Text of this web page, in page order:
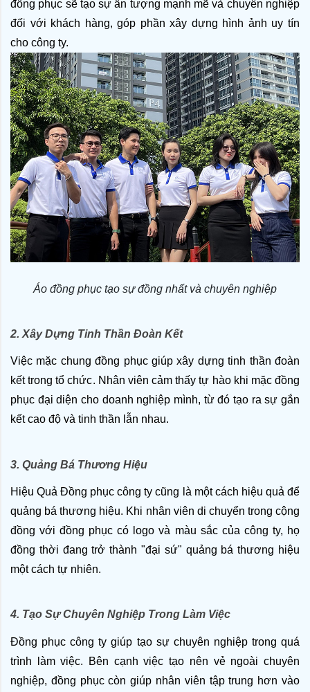
đồng phục sẽ tạo sự ấn tượng mạnh mẽ và chuyên nghiệp
đối với khách hàng, góp phần xây dựng hình ảnh uy tín
cho công ty.
Áo đồng phục tạo sự đồng nhất và chuyên nghiệp
2. Xây Dựng Tinh Thần Đoàn Kết
Việc mặc chung đồng phục giúp xây dựng tinh thần đoàn
kết trong tổ chức. Nhân viên cảm thấy tự hào khi mặc đồng
phục đại diện cho doanh nghiệp mình, từ đó tạo ra sự gắn
kết cao độ và tinh thần lẫn nhau.
3. Quảng Bá Thương Hiệu
Hiệu Quả Đồng phục công ty cũng là một cách hiệu quả để
quảng bá thương hiệu. Khi nhân viên di chuyển trong cộng
đồng với đồng phục có logo và màu sắc của công ty, họ
đồng thời đang trở thành "đại sứ" quảng bá thương hiệu
một cách tự nhiên.
4. Tạo Sự Chuyên Nghiệp Trong Làm Việc
Đồng phục công ty giúp tạo sự chuyên nghiệp trong quá
trình làm việc. Bên cạnh việc tạo nên vẻ ngoài chuyên
nghiệp, đồng phục còn giúp nhân viên tập trung hơn vào